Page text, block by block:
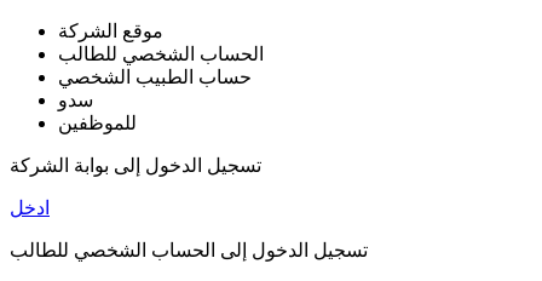
موقع الشركة
الحساب الشخصي للطالب
حساب الطبيب الشخصي
سدو
للموظفين
تسجيل الدخول إلى بوابة الشركة
ادخل
تسجيل الدخول إلى الحساب الشخصي للطالب